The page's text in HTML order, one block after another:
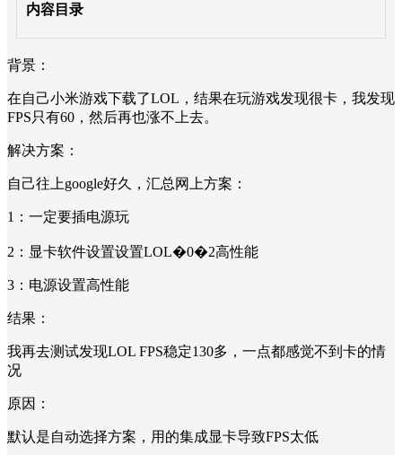
内容目录
背景：
在自己小米游戏下载了LOL，结果在玩游戏发现很卡，我发现
FPS只有60，然后再也涨不上去。
解决方案：
自己往上google好久，汇总网上方案：
1：一定要插电源玩
2：显卡软件设置设置LOL�0�2高性能
3：电源设置高性能
结果：
我再去测试发现LOL FPS稳定130多，一点都感觉不到卡的情
况
原因：
默认是自动选择方案，用的集成显卡导致FPS太低